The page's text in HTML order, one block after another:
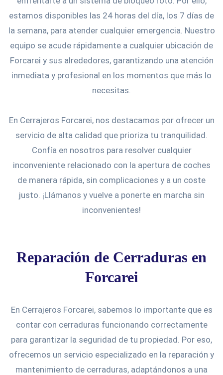
estamos disponibles las 24 horas del día, los 7 días de
la semana, para atender cualquier emergencia. Nuestro
equipo se acude rápidamente a cualquier ubicación de
Forcarei y sus alrededores, garantizando una atención
inmediata y profesional en los momentos que más lo
necesitas.
En Cerrajeros Forcarei, nos destacamos por ofrecer un
servicio de alta calidad que prioriza tu tranquilidad.
Confía en nosotros para resolver cualquier
inconveniente relacionado con la apertura de coches
de manera rápida, sin complicaciones y a un coste
justo. ¡Llámanos y vuelve a ponerte en marcha sin
inconvenientes!
Reparación de Cerraduras en
Forcarei
En Cerrajeros Forcarei, sabemos lo importante que es
contar con cerraduras funcionando correctamente
para garantizar la seguridad de tu propiedad. Por eso,
ofrecemos un servicio especializado en la reparación y
mantenimiento de cerraduras, adaptándonos a una